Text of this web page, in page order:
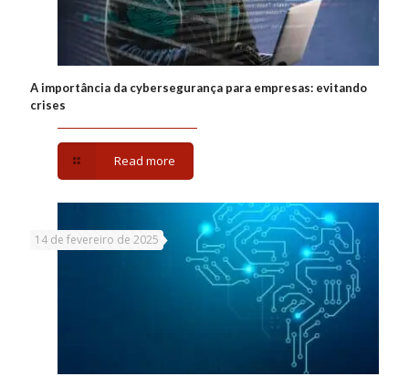
A importância da cybersegurança para empresas: evitando
crises
Read more
14 de fevereiro de 2025